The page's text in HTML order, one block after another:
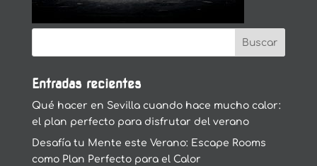
Entradas recientes
Qué hacer en Sevilla cuando hace mucho calor:
el plan perfecto para disfrutar del verano
Desafía tu Mente este Verano: Escape Rooms
como Plan Perfecto para el Calor